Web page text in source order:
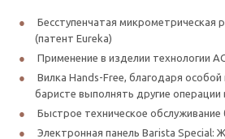
Бесступенчатая микрометрическая
(патент Eureka)
Применение в изделии технологии
Вилка Hands-Free, благодаря
баристе выполнять другие
Быстрое техническое
Электронная панель Barista